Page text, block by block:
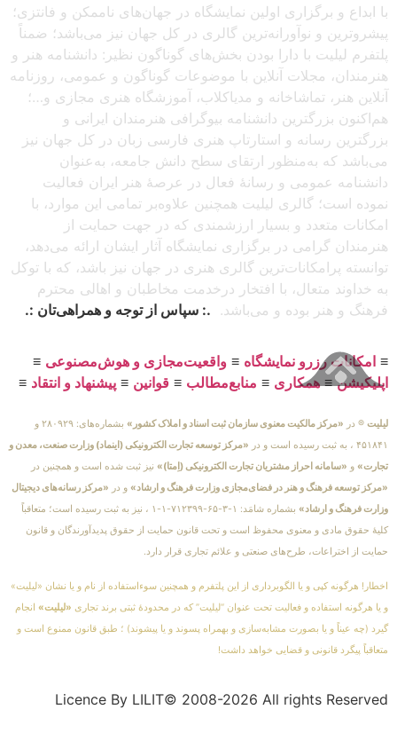
با ابداع و برگزاری اولین نمایشگاه در جهان‌های ناممکن و فانتزی؛
پیشروترین و نوآورانه‌ترین گالری در کل جهان نیز می‌باشد؛ ضمناً
پلتفرم لیلیت با دارا بودن بخش‌های گوناگون نظیر: دانشنامه هنر و
هنرمندان، مجلات آنلاین با موضوعات گوناگون و عمومی، روزنامه
آنلاین هنر، تماشاخانه و مدیاکلاب، آموزشگاه هنری مجازی و…؛
هم‌اکنون بزرگترین دانشنامه بیوگرافی هنرمندان ایرانی و
بزرگترین رسانه و استارتاپ هنری فارسی زبان در کل جهان نیز
می‌باشد که به‌منظور ارتقای سطح دانش جامعه، به‌عنوان
دانشنامه عمومی و رسانهٔ فعال در عرصهٔ هنر ایران فعالیت
نموده است؛ گالری لیلیت همچنین علاوه‌بر تمامی این موارد، با
امکانات متعدد و بسیار ارزشمندی که در جهت حمایت از
هنرمندان گرامی در برگزاری نمایشگاه آثار ایشان ارائه می‌دهد،
توانسته پرامکانات‌ترین گالری هنری در جهان نیز باشد، که با توکل
به خداوند متعال، با افتخار درخدمت مخاطبان و اهالی محترم
فرهنگ و هنر بوده و می‌باشد. .: سپاس از توجه و همراهی‌تان :.
≡ امکانات رزرو نمایشگاه ≡ واقعیت‌مجازی و هوش‌مصنوعی ≡
اپلیکیشن≡همکاری ≡ منابع‌مطالب ≡ قوانین ≡ پیشنهاد و انتقاد ≡
لیلیت ® در «مرکز مالکیت معنوی سازمان ثبت اسناد و املاک کشور»
بشماره‌های: ۲۸۰۹۲۹ و
۴۵۱۸۴۱ ، به ثبت رسیده است و در
«مرکز توسعه تجارت الکترونیکی (اینماد) وزارت صنعت، معدن و
تجارت» و «سامانه احراز مشتریان تجارت الکترونیکی (اِمتا)» نیز ثبت شده است و همچنین در
«مرکز توسعه فرهنگ و هنر در فضای‌مجازی وزارت فرهنگ و ارشاد» و در «مرکز رسانه‌های دیجیتال
وزارت فرهنگ و ارشاد»
بشماره شامَد: ۱-۳-۶۵-۷۱۲۳۹۹-۱-۱ ، نیز به ثبت رسیده است؛ متعاقباً
کلیهٔ حقوق مادی و معنوی محفوظ است و تحت قانون حمایت از حقوق پدیدآورندگان و قانون
حمایت از اختراعات، طرح‌های صنعتی و علائم تجاری قرار دارد.
اخطار! هرگونه کپی و یا الگوبرداری از این پلتفرم و همچنین سوءاستفاده از نام و یا نشان «لیلیت»
و یا هرگونه استفاده و فعالیت تحت عنوان “لیلیت” که در محدودهٔ ثبتی برند تجاری «لیلیت» انجام
گیرد (چه عیناً و یا بصورت مشابه‌سازی و بهمراه پسوند و یا پیشوند) ؛ طبق قانون ممنوع است و
متعاقباً پیگرد قانونی و قضایی خواهد داشت!
Licence By LILIT© 2008-2026 All rights Reserved